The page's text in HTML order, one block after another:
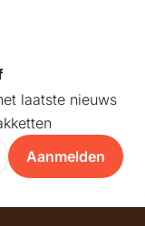
laatste nieuws
Aanmelden